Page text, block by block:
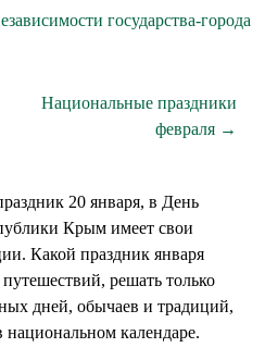
государства-города
Национальные праздники
февраля →
20 января, в День
Крым имеет свои
Какой праздник января
решать только
дней, обычаев и традиций,
календаре.